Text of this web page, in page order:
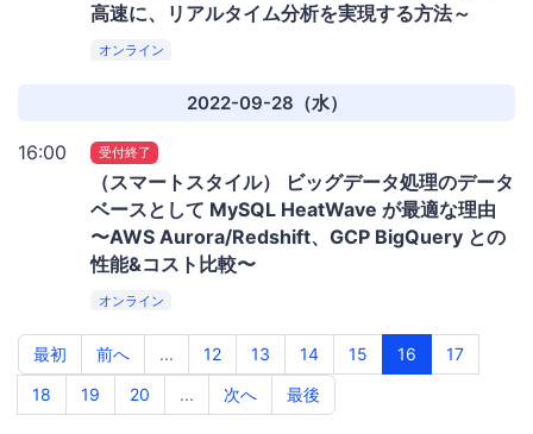
高速に、リアルタイム分析を実現する方法～
オンライン
2022-09-28（水）
16:00 受付終了
（スマートスタイル） ビッグデータ処理のデータ
ベースとして MySQL HeatWave が最適な理由
〜AWS Aurora/Redshift、GCP BigQuery との
性能&コスト比較〜
オンライン
最初 前へ ... 12 13 14 15 16
17
18
19 20 ... 次へ 最後